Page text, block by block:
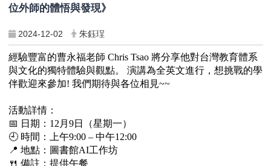
位外師的體悟與發現》
2024-12-02 朱鈺珵
經驗豐富的曹永福老師 Chris Tsao 將分享他對台灣教育體系
與文化的獨特體驗與觀點。 演講為全英文進行，想挑戰的學
伴歡迎來參加! 我們期待與各位相見~~
活動詳情：
📅 日期：12月9日（星期一）
🕘 時間：上午9:00 – 中午12:00
📍 地點：圖書館AI工作坊
🍴 備註：提供午餐